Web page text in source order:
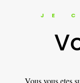
JE
Vous vous etes